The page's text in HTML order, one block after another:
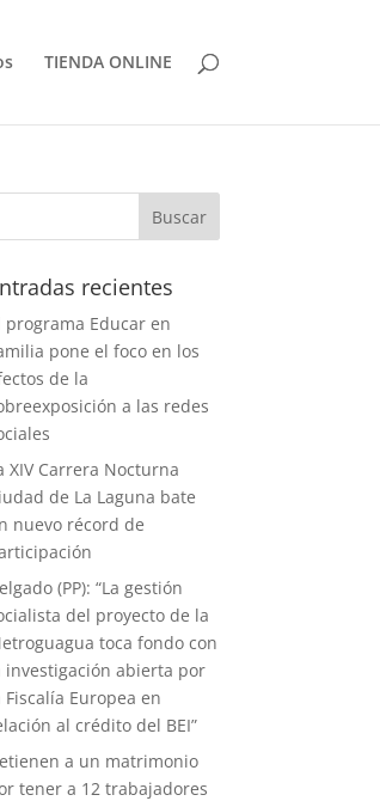
TIENDA ONLINE
recientes
programa Educar en
pone el foco en los
de la
a las redes
XIV Carrera Nocturna
de La Laguna bate
nuevo récord de
(PP): “La gestión
del proyecto de la
toca fondo con
investigación abierta por
Fiscalía Europea en
al crédito del BEI”
a un matrimonio
tener a 12 trabajadores